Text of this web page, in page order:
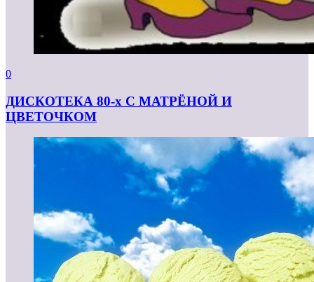
0
ДИСКОТЕКА 80-х С МАТРЁНОЙ И
ЦВЕТОЧКОМ